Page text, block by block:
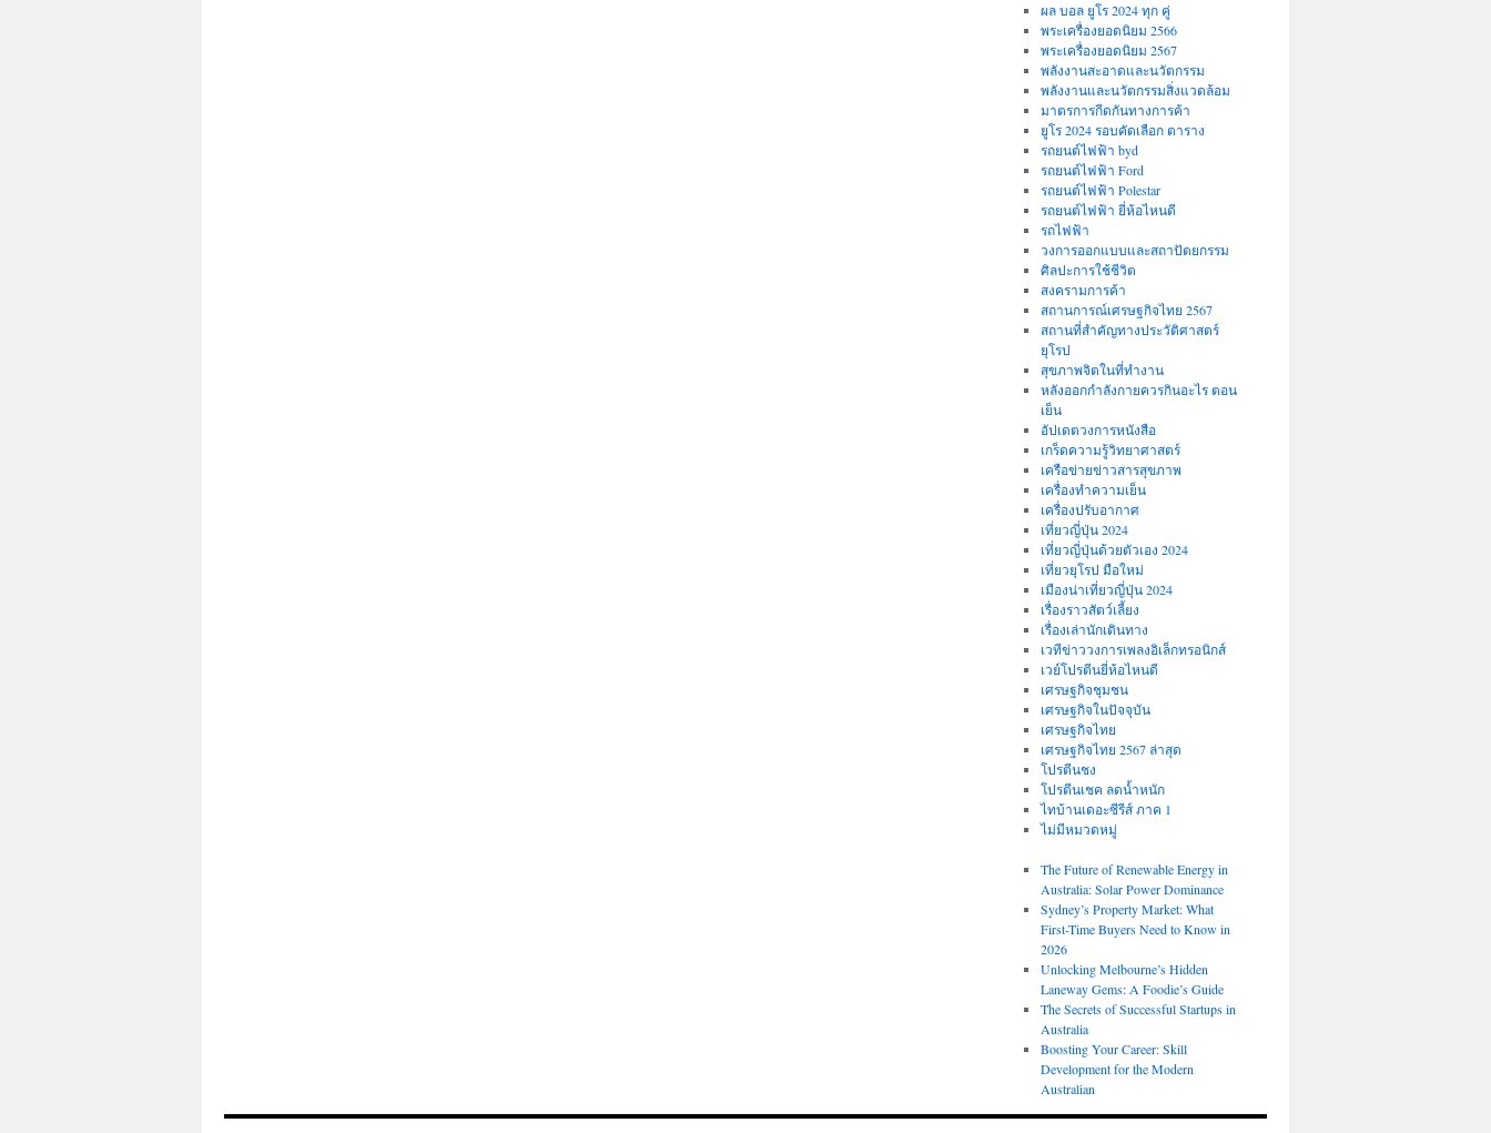
ผล บอล ยูโร 2024 ทุก คู่
พระเครื่องยอดนิยม 2566
พระเครื่องยอดนิยม 2567
พลังงานสะอาดและนวัตกรรม
พลังงานและนวัตกรรมสิ่งแวดล้อม
มาตรการกีดกันทางการค้า
ยูโร 2024 รอบคัดเลือก ตาราง
รถยนต์ไฟฟ้า byd
รถยนต์ไฟฟ้า Ford
รถยนต์ไฟฟ้า Polestar
รถยนต์ไฟฟ้า ยี่ห้อไหนดี
รถไฟฟ้า
วงการออกแบบและสถาปัตยกรรม
ศิลปะการใช้ชีวิต
สงครามการค้า
สถานการณ์เศรษฐกิจไทย 2567
สถานที่สําคัญทางประวัติศาสตร์
ยุโรป
สุขภาพจิตในที่ทำงาน
หลังออกกําลังกายควรกินอะไร ตอน
เย็น
อัปเดตวงการหนังสือ
เกร็ดความรู้วิทยาศาสตร์
เครือข่ายข่าวสารสุขภาพ
เครื่องทำความเย็น
เครื่องปรับอากาศ
เที่ยวญี่ปุ่น 2024
เที่ยวญี่ปุ่นด้วยตัวเอง 2024
เที่ยวยุโรป มือใหม่
เมืองน่าเที่ยวญี่ปุ่น 2024
เรื่องราวสัตว์เลี้ยง
เรื่องเล่านักเดินทาง
เวทีข่าววงการเพลงอิเล็กทรอนิกส์
เวย์โปรตีนยี่ห้อไหนดี
เศรษฐกิจชุมชน
เศรษฐกิจในปัจจุบัน
เศรษฐกิจไทย
เศรษฐกิจไทย 2567 ล่าสุด
โปรตีนชง
โปรตีนเชค ลดน้ำหนัก
ไทบ้านเดอะซีรีส์ ภาค 1
ไม่มีหมวดหมู่
The Future of Renewable Energy in
Australia: Solar Power Dominance
Sydney’s Property Market: What
First-Time Buyers Need to Know in
2026
Unlocking Melbourne’s Hidden
Laneway Gems: A Foodie’s Guide
The Secrets of Successful Startups in
Australia
Boosting Your Career: Skill
Development for the Modern
Australian